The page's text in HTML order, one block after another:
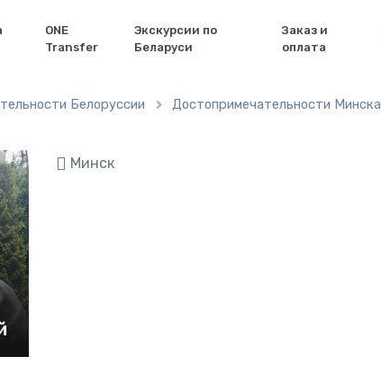
ONE
Transfer
Экскурсии по
Беларуси
Заказ и
оплата
Белоруссии  Достопримечательности Минска
Минск